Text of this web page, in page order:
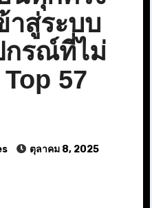
าสู่ระบบ
กรณ์ที่ไม่
57
ตุลาคม 8, 2025